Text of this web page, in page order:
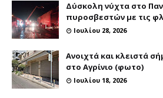
Δύσκολη νύχτα στο
πυροσβεστών με τις
Ιουλίου 28, 2026
Ανοιχτά και κλειστά
στο Αγρίνιο (φωτο)
Ιουλίου 18, 2026